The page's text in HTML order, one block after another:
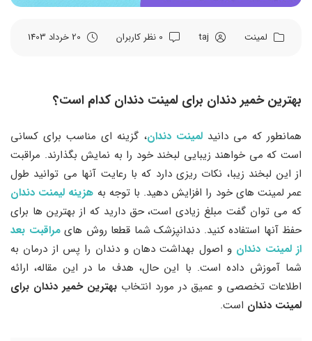
لمینت taj
بهترین خمیر دندان برای لمینت دندان کدام است؟
همانطور که می دانیدلمینت دندان، گزینه ای مناسب برای کسانی
است که می خواهند زیبایی لبخند خود را به نمایش بگذارند. مراقبت
از این لبخند زیبا، نکات ریزی دارد که با رعایت آنها می توانید طول
عمر لمینت های خود را افزایش دهید. با توجه به هزینه لیمنت دندان
که می توان گفت مبلغ زیادی است، حق دارید که از بهترین ها برای
حفظ آنها استفاده کنید. دندانپزشک شما قطعا روش هایمراقبت بعد
از لمینت دندان و اصول بهداشت دهان و دندان را پس از درمان به
شما آموزش داده است. با این حال، هدف ما در این مقاله، ارائه
اطلاعات تخصصی و عمیق در مورد انتخاب بهترین خمیر دندان برای
لمینت دندان است.